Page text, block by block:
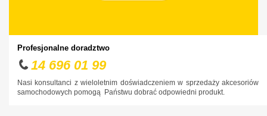
Profesjonalne doradztwo
14 696 01 99
Nasi konsultanci z wieloletnim doświadczeniem w sprzedaży akcesoriów
samochodowych pomogą Państwu dobrać odpowiedni produkt.